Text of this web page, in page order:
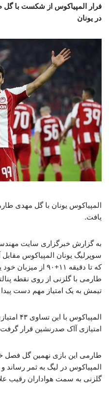
فرار المپیاکوس از شکست با
در یونان
المپیاکوس یونان با گل مهدی
یافت.
به گزارش خبرگزاری سایت
سوپرلیگ یونان المپیاکوس
که تا دقیقه ۱۱+۹۰
طارمی با گلزنی از روی نقطه
تیمش به یک امتیاز مهم دست پیدا
امتیازی آاک صدرنشین قرار
طارمی این بازی نهمین گل فصل
المپیاکوس در لیگ به ثمر رساند
گلزنی به سمت هواداران رقیب